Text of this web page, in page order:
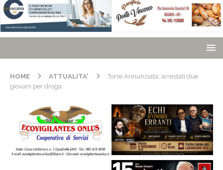
HOME ATTUALITA'
Torre Annunziata: arrestati due
giovani per droga.